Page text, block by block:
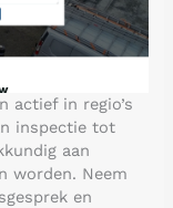
actief in regio’s
inspectie tot
aan
worden. Neem
en